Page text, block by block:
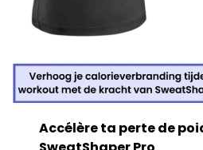
Accélère ta perte de